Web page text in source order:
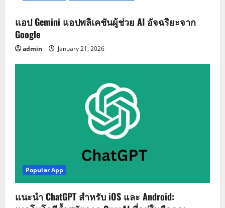
แอป Gemini แอปพลิเคชันผู้ช่วย AI อัจฉริยะจาก
Google
admin January 21, 2026
Popular App
แนะนำ ChatGPT สำหรับ iOS และ Android: